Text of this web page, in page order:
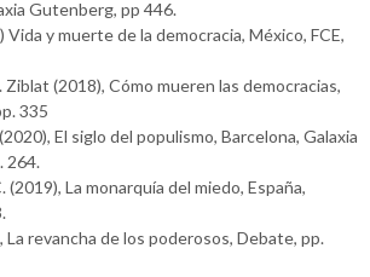
Gutenberg, pp 446.
Vida y muerte de la democracia, México, FCE,
Ziblat (2018), Cómo mueren las democracias,
335
El siglo del populismo, Barcelona, Galaxia
264.
(2019), La monarquía del miedo, España,
La revancha de los poderosos, Debate, pp.